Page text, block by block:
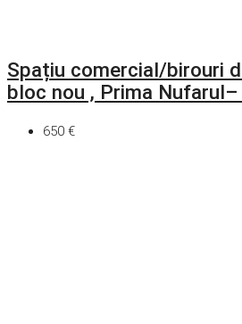
Spațiu comercial/birouri
bloc nou , Prima Nufarul–
650 €